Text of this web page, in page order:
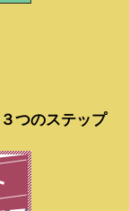
つのステップ